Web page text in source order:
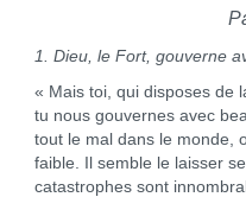
1. Dieu, le Fort, gouverne
« Mais toi, qui disposes de
tu nous gouvernes avec
tout le mal dans le monde,
faible. Il semble le laisser
catastrophes sont